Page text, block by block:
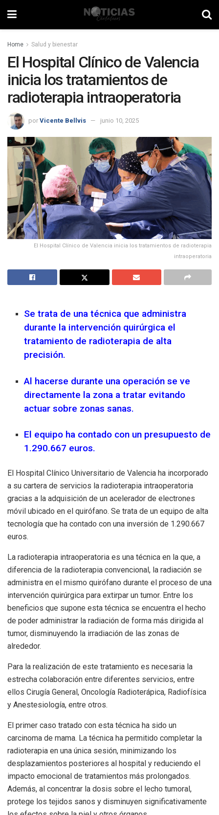
Home Salud y bienestar
El Hospital Clínico de Valencia
inicia los tratamientos de
radioterapia intraoperatoria
por Vicente Bellvis junio 10, 2025
El Hospital Clínico de Valencia inicia los tratamientos de radioterapia
intraoperatoria
Se trata de una técnica que administra
durante la intervención quirúrgica el
tratamiento de radioterapia de alta
precisión.
Al hacerse durante una operación se ve
directamente la zona a tratar evitando
actuar sobre zonas sanas.
El equipo ha contado con un presupuesto de
1.290.667 euros.
El Hospital Clínico Universitario de Valencia ha incorporado
a su cartera de servicios la radioterapia intraoperatoria
gracias a la adquisición de un acelerador de electrones
móvil ubicado en el quirófano. Se trata de un equipo de alta
tecnología que ha contado con una inversión de 1.290.667
euros.
La radioterapia intraoperatoria es una técnica en la que, a
diferencia de la radioterapia convencional, la radiación se
administra en el mismo quirófano durante el proceso de una
intervención quirúrgica para extirpar un tumor. Entre los
beneficios que supone esta técnica se encuentra el hecho
de poder administrar la radiación de forma más dirigida al
tumor, disminuyendo la irradiación de las zonas de
alrededor.
Para la realización de este tratamiento es necesaria la
estrecha colaboración entre diferentes servicios, entre
ellos Cirugía General, Oncología Radioterápica, Radiofísica
y Anestesiología, entre otros.
El primer caso tratado con esta técnica ha sido un
carcinoma de mama. La técnica ha permitido completar la
radioterapia en una única sesión, minimizando los
desplazamientos posteriores al hospital y reduciendo el
impacto emocional de tratamientos más prolongados.
Además, al concentrar la dosis sobre el lecho tumoral,
protege los tejidos sanos y disminuyen significativamente